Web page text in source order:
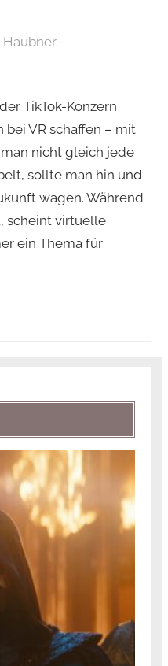
Haubner–
TikTok-Konzern
bei VR schaffen – mit
man nicht gleich jede
sollte man hin und
wagen. Während
scheint virtuelle
ein Thema für